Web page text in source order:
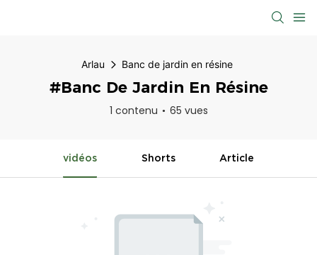
Arlau Banc de jardin en résine
#Banc De Jardin En Résine
1 contenu 65 vues
vidéos Shorts Article